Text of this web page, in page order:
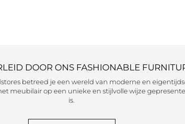
DOOR ONS FASHIONABLE
betreed je een wereld van moderne en
meubilair op een unieke en stijlvolle wijze
is.